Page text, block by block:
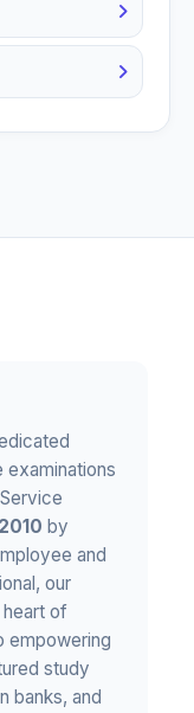
examinations
2010 by
and
our
heart of
empowering
study
banks, and